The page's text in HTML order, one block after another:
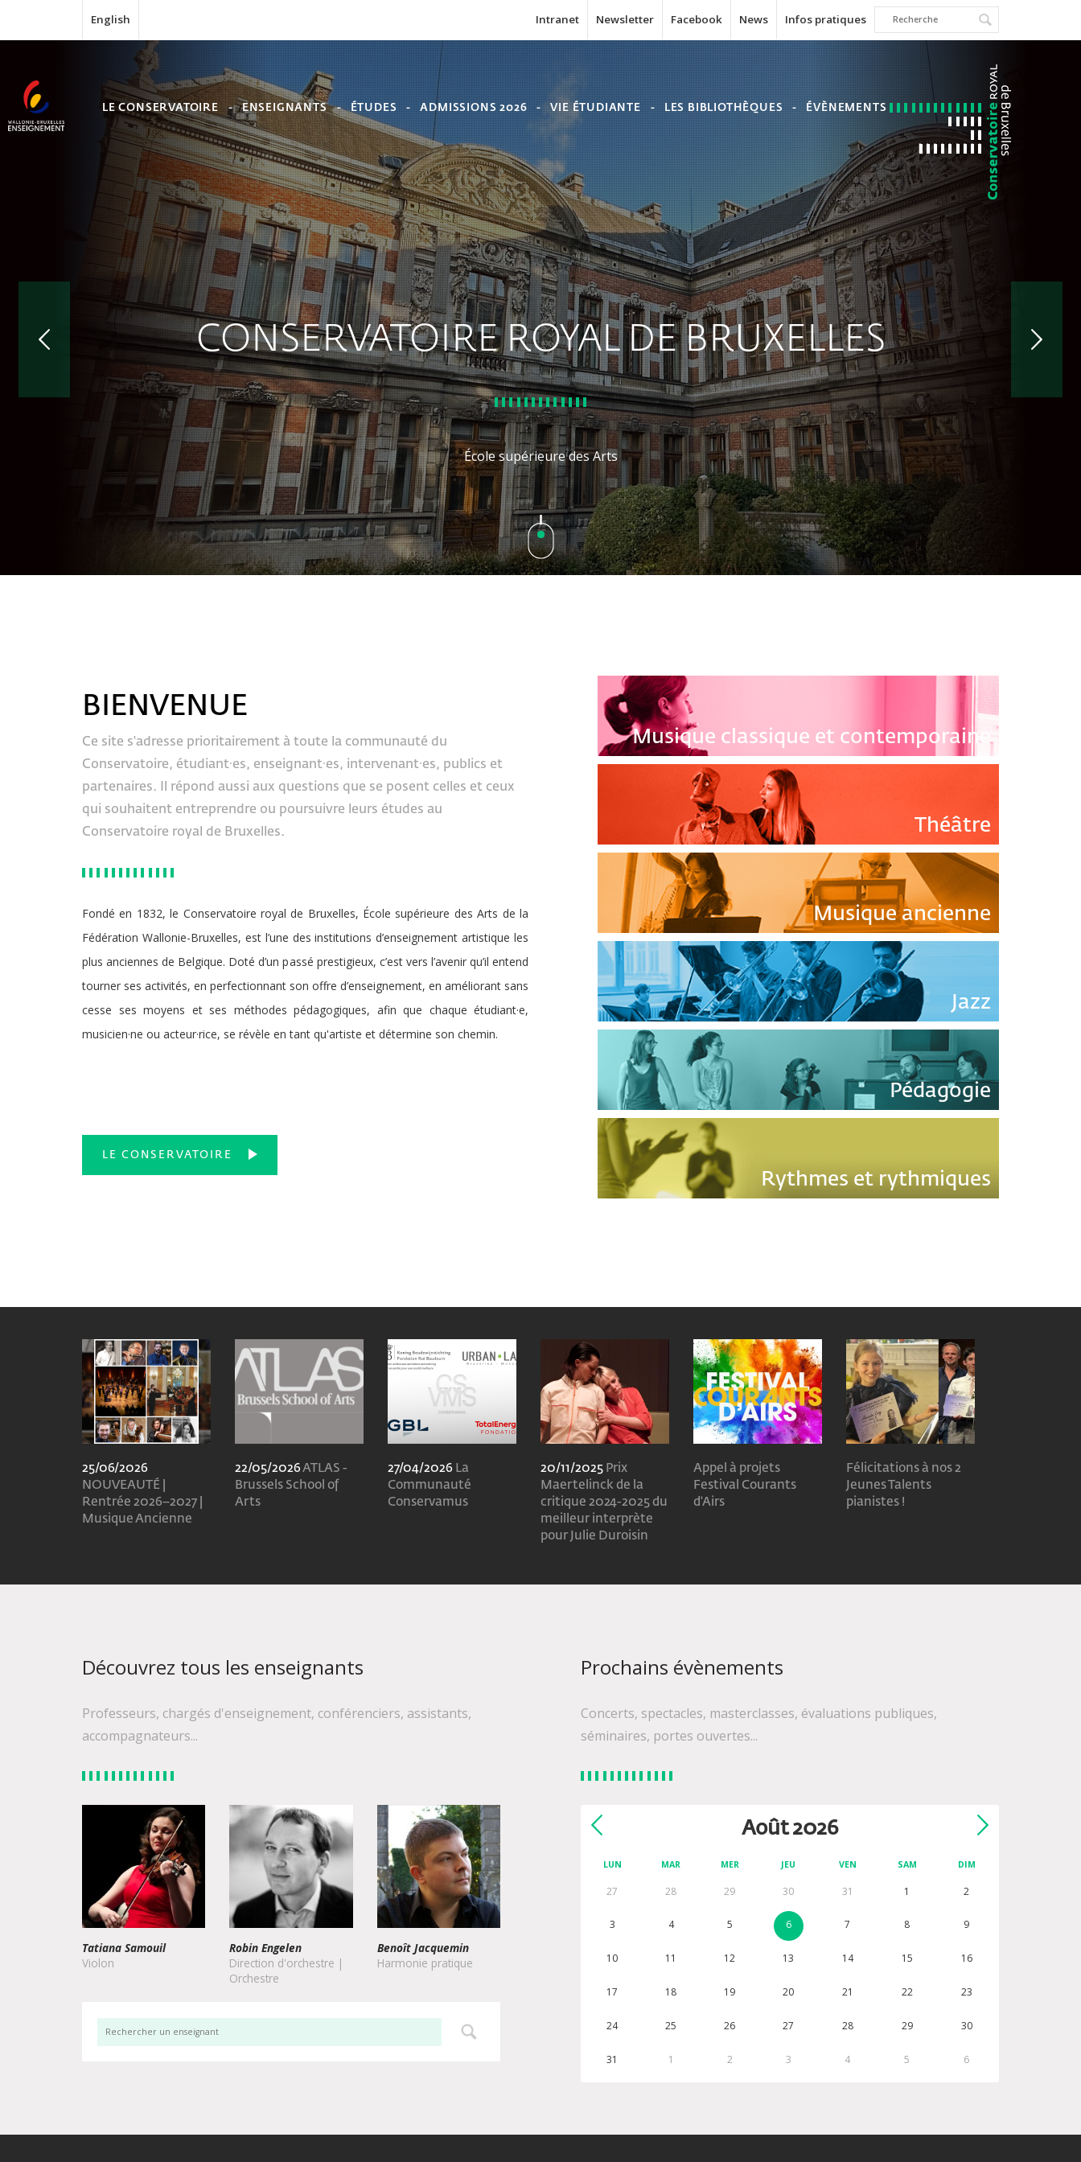
English Intranet Newsletter Facebook News Infos pratiques
CONSERVATOIREROYALDEBRUXELLES
École supérieure des Arts
LE CONSERVATOIRE ENSEIGNANTS ÉTUDES ADMISSIONS 2026 VIE ÉTUDIANTE LES BIBLIOTHÈQUES ÉVÈNEMENTS
BIENVENUE
Ce site s'adresse prioritairement à toute la communauté du
Conservatoire, étudiant·es, enseignant·es, intervenant·es, publics et
partenaires. Il répond aussi aux questions que se posent celles et ceux
qui souhaitent entreprendre ou poursuivre leurs études au
Conservatoire royal de Bruxelles.
Fondé en 1832, le Conservatoire royal de Bruxelles, École supérieure des Arts de la
Fédération Wallonie-Bruxelles, est l’une des institutions d’enseignement artistique les
plus anciennes de Belgique. Doté d’un passé prestigieux, c’est vers l’avenir qu’il entend
tourner ses activités, en perfectionnant son offre d’enseignement, en améliorant sans
cesse ses moyens et ses méthodes pédagogiques, afin que chaque étudiant·e,
musicien·ne ou acteur·rice, se révèle en tant qu'artiste et détermine son chemin.
LE CONSERVATOIRE
Musique classique et contemporaine
Théâtre
Musique ancienne
Jazz
Pédagogie
Rythmes et rythmiques
25/06/2026
NOUVEAUTÉ |
Rentrée 2026–2027 |
Musique Ancienne
22/05/2026ATLAS -
Brussels School of
Arts
27/04/2026 La
Communauté
Conservamus
20/11/2025 Prix
Maertelinck de la
critique 2024-2025 du
meilleur interprète
pour Julie Duroisin
Appel à projets
Festival Courants
d'Airs
Félicitations à nos 2
Jeunes Talents
pianistes !
Découvrez tous les enseignants
Professeurs, chargés d'enseignement, conférenciers, assistants,
accompagnateurs...
Robin Engelen
Direction d'orchestre |
Orchestre
Benoît Jacquemin
Harmonie pratique
Prochains évènements
Concerts, spectacles, masterclasses, évaluations publiques,
séminaires, portes ouvertes...
Août 2026
LUN MAR MER JEU VEN SAM DIM
27 28 29 30 31 1 2
3 4 5 6 7 8 9
10 11 12 13 14 15 16
17 18 19 20 21 22 23
24 25 26 27 28 29 30
31 1 2 3 4 5 6